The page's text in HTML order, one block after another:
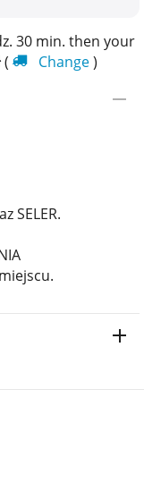
30 min. then your
( Change)
SELER.